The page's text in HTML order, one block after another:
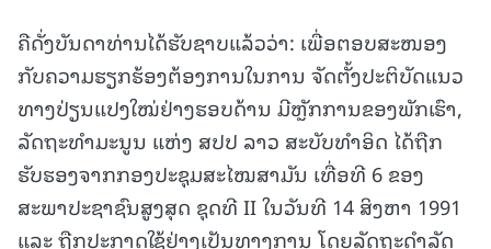
ຄືດັ່ງບັນດາທ່ານໄດ້ຮັບຊາບແລ້ວວ່າ: ເພື່ອຕອບສະໜອງ
ກັບຄວາມຮຽກຮ້ອງຕ້ອງການໃນການ ຈັດຕັ້ງປະຕິບັດແນວ
ທາງປ່ຽນແປງໃໝ່ຢ່າງຮອບດ້ານ ມີຫຼັກການຂອງພັກເຮົາ,
ລັດຖະທຳມະນູນ ແຫ່ງ ສປປ ລາວ ສະບັບທຳອິດ ໄດ້ຖືກ
ຮັບຮອງຈາກກອງປະຊຸມສະໄໝສາມັນ ເທື່ອທີ 6 ຂອງ
ສະພາປະຊາຊົນສູງສຸດ ຊຸດທີ II ໃນວັນທີ 14 ສິງຫາ 1991
ແລະ ຖືກປະກາດໃຊ້ຢ່າງເປັນທາງການ ໂດຍລັດຖະດຳລັດ